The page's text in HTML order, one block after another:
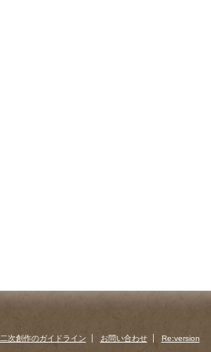
二次創作のガイドライン お問い合わせ Re:version